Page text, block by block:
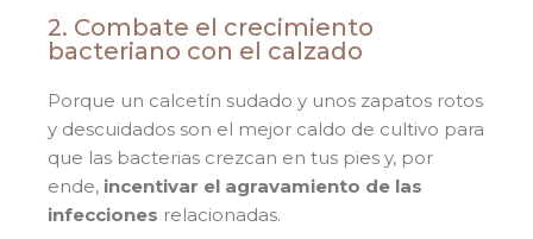
2. Combate el crecimiento
bacteriano con el calzado
Porque un calcetín sudado y unos zapatos rotos
y descuidados son el mejor caldo de cultivo para
que las bacterias crezcan en tus pies y, por
ende, incentivar el agravamiento de las
infecciones relacionadas.